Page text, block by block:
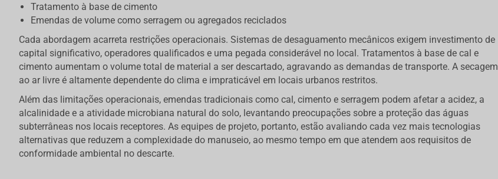
Tratamento à base de cimento
Emendas de volume como serragem ou agregados reciclados
Cada abordagem acarreta restrições operacionais. Sistemas de desaguamento mecânicos exigem investimento de
capital significativo, operadores qualificados e uma pegada considerável no local. Tratamentos à base de cal e
cimento aumentam o volume total de material a ser descartado, agravando as demandas de transporte. A secagem
ao ar livre é altamente dependente do clima e impraticável em locais urbanos restritos.
Além das limitações operacionais, emendas tradicionais como cal, cimento e serragem podem afetar a acidez, a
alcalinidade e a atividade microbiana natural do solo, levantando preocupações sobre a proteção das águas
subterrâneas nos locais receptores. As equipes de projeto, portanto, estão avaliando cada vez mais tecnologias
alternativas que reduzem a complexidade do manuseio, ao mesmo tempo em que atendem aos requisitos de
conformidade ambiental no descarte.